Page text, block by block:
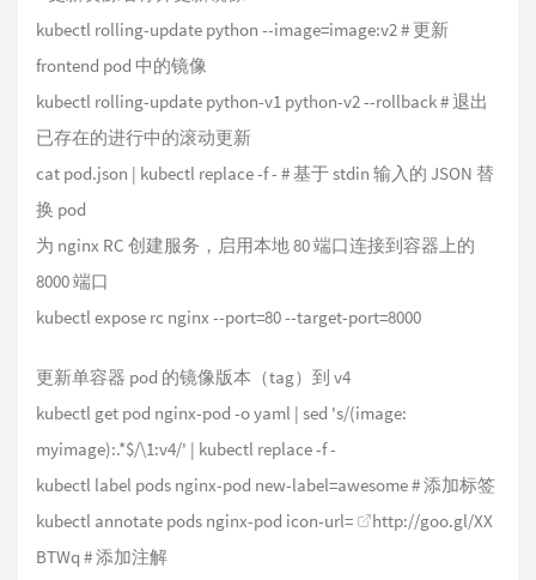
kubectl rolling-update python --image=image:v2 # 更新
frontend pod 中的镜像
kubectl rolling-update python-v1 python-v2 --rollback # 退出
已存在的进行中的滚动更新
cat pod.json | kubectl replace -f - # 基于 stdin 输入的 JSON 替
换 pod
为 nginx RC 创建服务，启用本地 80 端口连接到容器上的
8000 端口
kubectl expose rc nginx --port=80 --target-port=8000
更新单容器 pod 的镜像版本（tag）到 v4
kubectl get pod nginx-pod -o yaml | sed 's/(image:
myimage):.*$/\1:v4/' | kubectl replace -f -
kubectl label pods nginx-pod new-label=awesome # 添加标签
kubectl annotate pods nginx-pod icon-url=
http://goo.gl/XX
BTWq # 添加注解